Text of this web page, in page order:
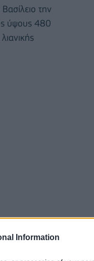
Information
την
ύψους 480
κατά τη
από